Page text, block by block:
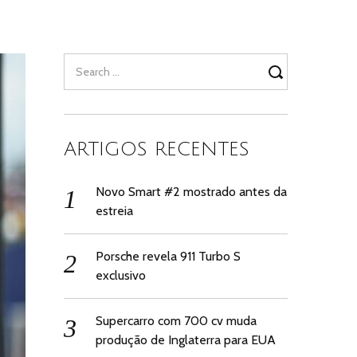
for:
ARTIGOS RECENTES
Novo Smart #2 mostrado antes da
estreia
Porsche revela 911 Turbo S
exclusivo
Supercarro com 700 cv muda
produção de Inglaterra para EUA